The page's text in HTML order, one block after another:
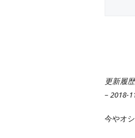
更新履歴
– 2018-
今やオ